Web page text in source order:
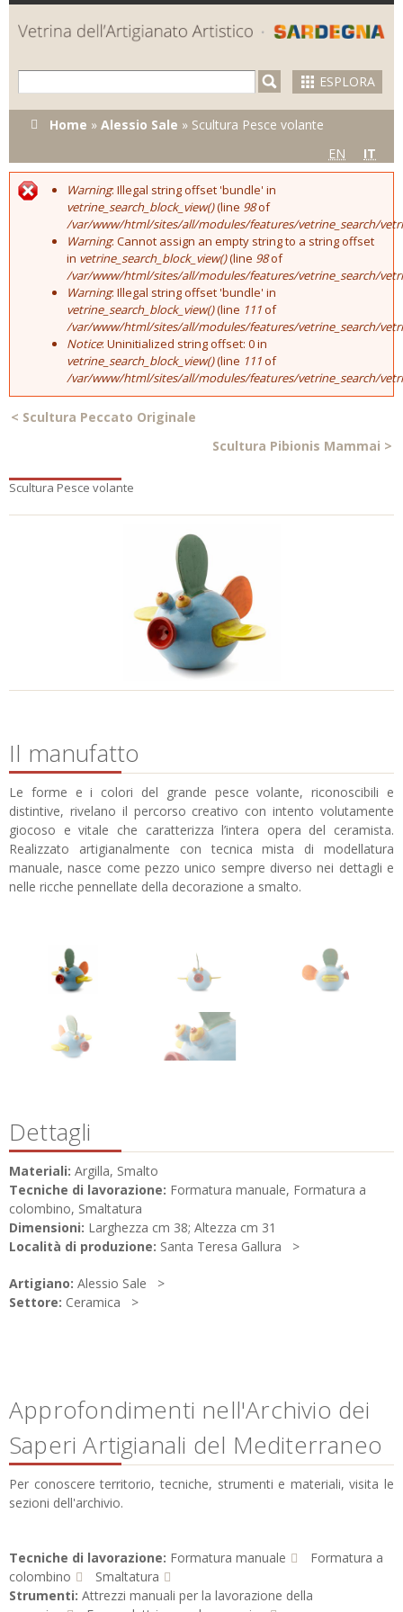
Skip to
main
content
ESPLORA
Tu sei qui
Home » Alessio Sale » Scultura Pesce volante
EN
IT
Error message
Warning: Illegal string offset 'bundle' in
vetrine_search_block_view()(line 98of
/var/www/html/sites/all/modules/features/vetrine_search/
Warning: Cannot assign an empty string to a string offset
in vetrine_search_block_view()(line 98of
/var/www/html/sites/all/modules/features/vetrine_search/
Warning: Illegal string offset 'bundle' in
vetrine_search_block_view()(line 111of
/var/www/html/sites/all/modules/features/vetrine_search/
Notice: Uninitialized string offset: 0 in
vetrine_search_block_view()(line 111of
/var/www/html/sites/all/modules/features/vetrine_search/
< Scultura Peccato Originale
Scultura Pibionis Mammai >
Scultura Pesce volante
Il manufatto
Le forme e i colori del grande pesce volante, riconoscibili e
distintive, rivelano il percorso creativo con intento volutamente
giocoso e vitale che caratterizza l’intera opera del ceramista.
Realizzato artigianalmente con tecnica mista di modellatura
manuale, nasce come pezzo unico sempre diverso nei dettagli e
nelle ricche pennellate della decorazione a smalto.
Dettagli
Materiali: Argilla, Smalto
Tecniche di lavorazione: Formatura manuale, Formatura a
colombino, Smaltatura
Dimensioni: Larghezza cm 38; Altezza cm 31
Località di produzione: Santa Teresa Gallura
Artigiano: Alessio Sale
Settore: Ceramica
Approfondimenti nell'Archivio dei
Saperi Artigianali del Mediterraneo
Per conoscere territorio, tecniche, strumenti e materiali, visita le
sezioni dell'archivio.
Tecniche di lavorazione: Formatura manuale
Formatura a
colombino
Smaltatura
Strumenti: Attrezzi manuali per la lavorazione della